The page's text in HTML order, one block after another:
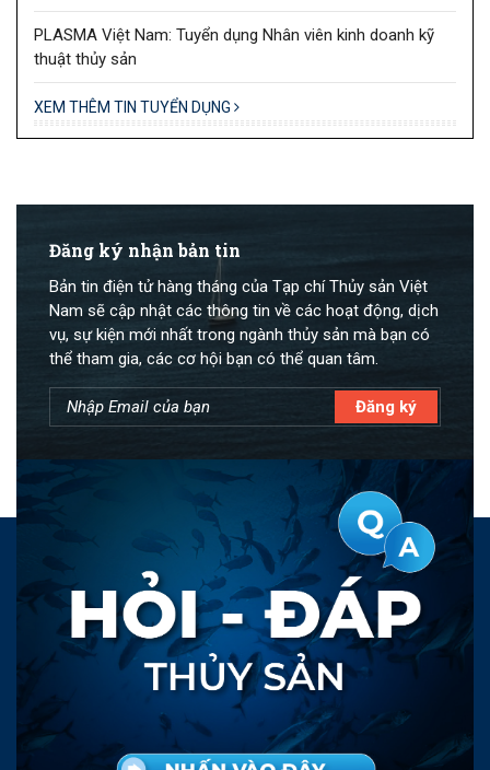
PLASMA Việt Nam: Tuyển dụng Nhân viên kinh doanh kỹ
thuật thủy sản
XEM THÊM TIN TUYỂN DỤNG
Đăng ký nhận bản tin
Bản tin điện tử hàng tháng của Tạp chí Thủy sản Việt
Nam sẽ cập nhật các thông tin về các hoạt động, dịch
vụ, sự kiện mới nhất trong ngành thủy sản mà bạn có
thể tham gia, các cơ hội bạn có thể quan tâm.